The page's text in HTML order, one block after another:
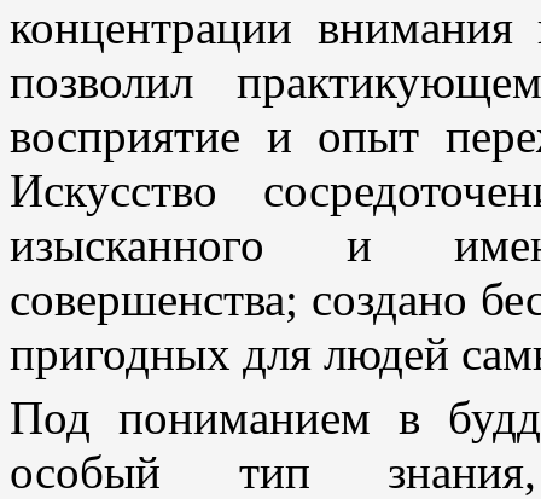
концентрации
позволил
восприятие и опыт
Искусство
изысканного и
совершенства; создано
пригодных для людей
Под пониманием в
особый тип знания,